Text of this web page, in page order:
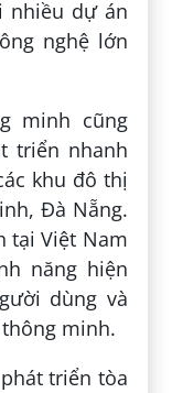
nhiều dự án
nghệ lớn
minh cũng
triển nhanh
khu đô thị
Đà Nẵng.
tại Việt Nam
năng hiện
dùng và
minh.
triển tòa